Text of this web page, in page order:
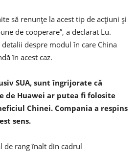
să renunţe la acest tip de acţiuni şi
de cooperare”, a declarat Lu.
despre modul în care China
în acest caz.
SUA, sunt îngrijorate că
de Huawei ar putea fi folosite
Chinei. Compania a respins
sens.
de rang înalt din cadrul